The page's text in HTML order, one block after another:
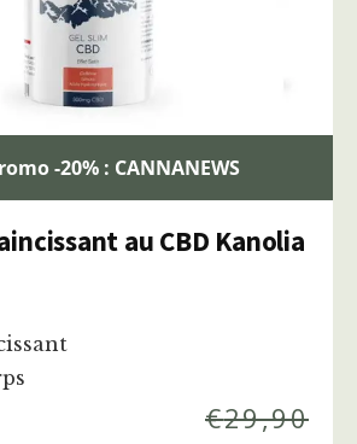
-20% : CANNANEWS
au CBD Kanolia
€29,90